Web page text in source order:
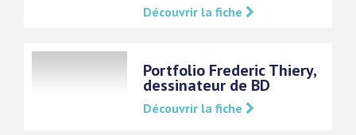
Découvrir la fiche
Portfolio Frederic Thiery,
dessinateur de BD
Découvrir la fiche